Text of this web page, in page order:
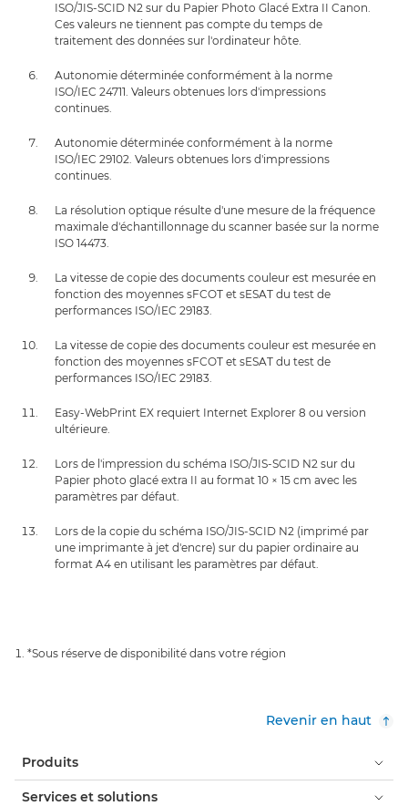
ISO/JIS-SCID N2 sur du Papier Photo Glacé Extra II Canon.
Ces valeurs ne tiennent pas compte du temps de
traitement des données sur l'ordinateur hôte.
Autonomie déterminée conformément à la norme
ISO/IEC 24711. Valeurs obtenues lors d'impressions
continues.
Autonomie déterminée conformément à la norme
ISO/IEC 29102. Valeurs obtenues lors d'impressions
continues.
La résolution optique résulte d'une mesure de la fréquence
maximale d'échantillonnage du scanner basée sur la norme
ISO 14473.
La vitesse de copie des documents couleur est mesurée en
fonction des moyennes sFCOT et sESAT du test de
performances ISO/IEC 29183.
La vitesse de copie des documents couleur est mesurée en
fonction des moyennes sFCOT et sESAT du test de
performances ISO/IEC 29183.
Easy-WebPrint EX requiert Internet Explorer 8 ou version
ultérieure.
Lors de l'impression du schéma ISO/JIS-SCID N2 sur du
Papier photo glacé extra II au format 10 × 15 cm avec les
paramètres par défaut.
Lors de la copie du schéma ISO/JIS-SCID N2 (imprimé par
une imprimante à jet d'encre) sur du papier ordinaire au
format A4 en utilisant les paramètres par défaut.
*Sous réserve de disponibilité dans votre région
Revenir en haut
Produits
Services et solutions